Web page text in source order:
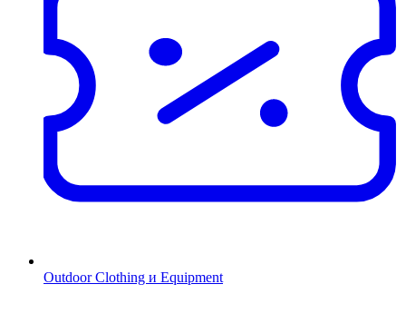
Outdoor Clothing и Equipment